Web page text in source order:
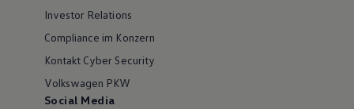
Investor Relations
Compliance im Konzern
Kontakt Cyber Security
Volkswagen PKW
Social Media